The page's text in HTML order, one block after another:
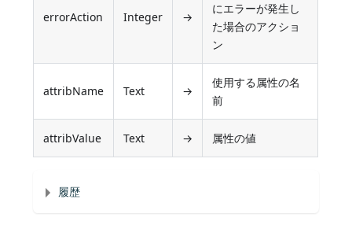
errorAction Integer →
にエラーが発生し
た場合のアクショ
ン
attribName Text →
使用する属性の名
前
attribValue Text → 属性の値
履歴